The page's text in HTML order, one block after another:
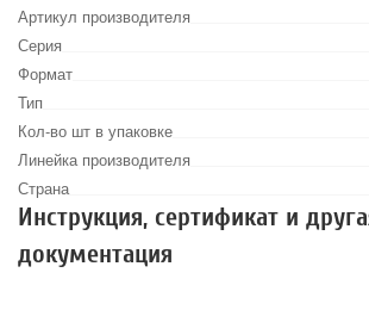
Артикул производителя
Серия
Формат
Тип
Кол-во шт в упаковке
Линейка производителя
Страна
Инструкция, сертификат и
документация